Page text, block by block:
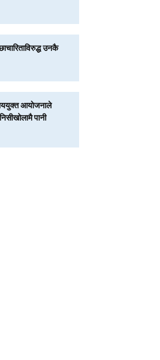
उनकै
आयोजनाले
पानी